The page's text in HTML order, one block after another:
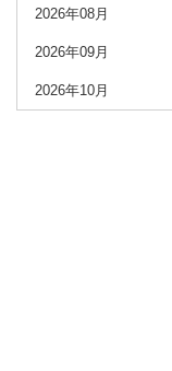
2026年08月
2026年09月
2026年10月